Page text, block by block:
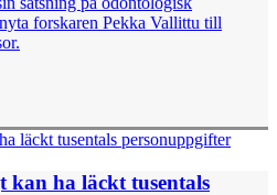
forskaren Pekka Vallittu till
kan ha läckt tusentals